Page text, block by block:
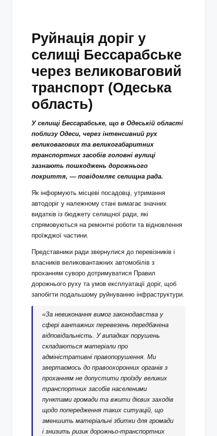
Руйнація доріг у
селищі Бессарабське
через великоваговий
транспорт (Одеська
область)
У селищі Бессарабське, що в Одеській області
поблизу Одеси, через інтенсивний рух
великовагових та великогабаритних
транспортних засобів головні вулиці
зазнають пошкоджень дорожнього
покриття, — повідомляє селищна рада.
Як інформують місцеві посадовці, утримання
автодоріг у належному стані вимагає значних
видатків із бюджету селищної ради, які
спрямовуються на ремонтні роботи та відновлення
проїжджої частини.
Представники ради звернулися до перевізників і
власників великовантажних автомобілів з
проханням суворо дотримуватися Правил
дорожнього руху та умов експлуатації доріг, щоб
запобігти подальшому руйнуванню інфраструктури.
«За невиконання вимог законодавства у
сфері вантажних перевезень передбачена
відповідальність. У випадках порушень
складаються матеріали про
адміністративні правопорушення. Ми
звертаємось до правоохоронних органів з
проханням не допустити проїзду великих
транспортних засобів населеними
пунктами громади та вжити дієвих заходів
щодо попередження таких ситуацій, що
зменшить матеріальні збитки для громади
і знизить ризик дорожньо‑транспортних